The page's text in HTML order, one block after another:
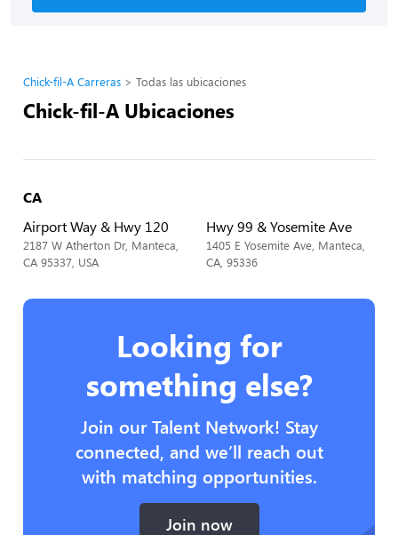
Chick-fil-A Carreras Todas las ubicaciones
Chick-fil-A Ubicaciones
CA
Airport Way & Hwy 120
2187 W Atherton Dr, Manteca,
CA 95337, USA
Hwy 99 & Yosemite Ave
1405 E Yosemite Ave, Manteca,
CA, 95336
Looking for
something else?
Join our Talent Network! Stay
connected, and we’ll reach out
with matching opportunities.
Join now